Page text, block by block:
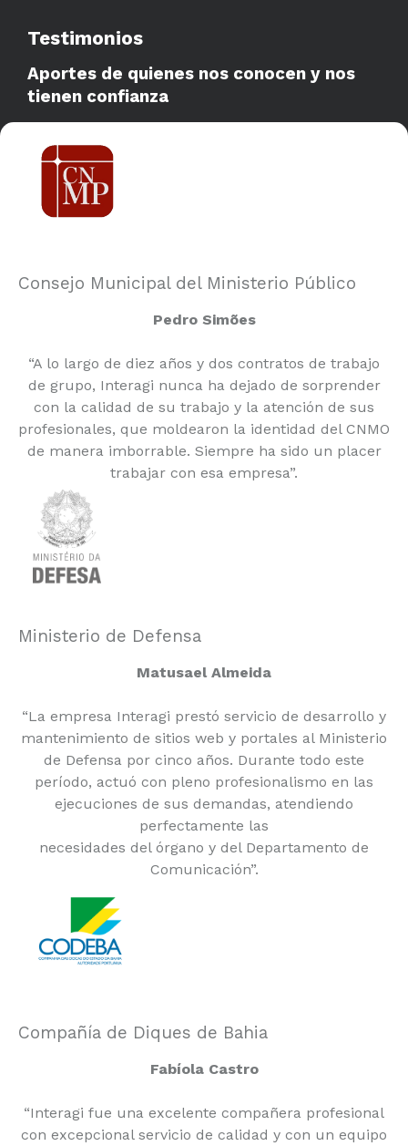
Testimonios
Aportes de quienes nos conocen y nos
tienen confianza
Consejo Municipal del Ministerio Público
Pedro Simões
“A lo largo de diez años y dos contratos de trabajo
de grupo, Interagi nunca ha dejado de sorprender
con la calidad de su trabajo y la atención de sus
profesionales, que moldearon la identidad del CNMO
de manera imborrable. Siempre ha sido un placer
trabajar con esa empresa”.
Ministerio de Defensa
Matusael Almeida
“La empresa Interagi prestó servicio de desarrollo y
mantenimiento de sitios web y portales al Ministerio
de Defensa por cinco años. Durante todo este
período, actuó con pleno profesionalismo en las
ejecuciones de sus demandas, atendiendo
perfectamente las
necesidades del órgano y del Departamento de
Comunicación”.
Compañía de Diques de Bahia
Fabíola Castro
“Interagi fue una excelente compañera profesional
con excepcional servicio de calidad y con un equipo